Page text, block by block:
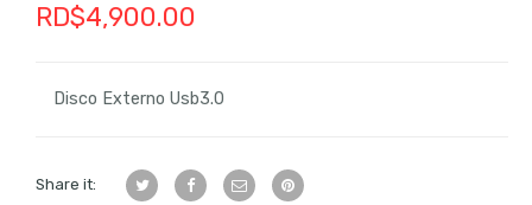
RD$4,900.00
Disco Externo Usb3.0
Share it: